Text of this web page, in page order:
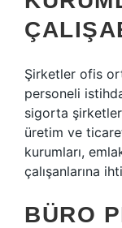
Şirketler ofis
personeli
sigorta
üretim ve
kurumları,
çalışanlarına
BÜRO